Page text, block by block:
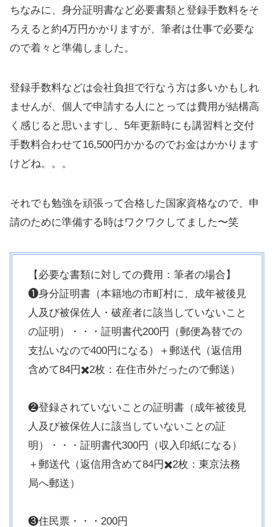
ちなみに、身分証明書など必要書類と登録手数料をそ
ろえると約4万円かかりますが、筆者は仕事で必要な
ので着々と準備しました。
登録手数料などは会社負担で行なう方は多いかもしれ
ませんが、個人で申請する人にとっては費用が結構高
く感じると思いますし、5年更新時にも講習料と交付
手数料合わせて16,500円かかるのでお金はかかります
けどね。。。
それでも勉強を頑張って合格した国家資格なので、申
請のために準備する時はワクワクしてました〜笑
【必要な書類に対しての費用：筆者の場合】
❶身分証明書（本籍地の市町村に、成年被後見
人及び被保佐人・破産者に該当していないこと
の証明）・・・証明書代200円（郵便為替での
支払いなので400円になる）＋郵送代（返信用
含めて84円✖️2枚：在住市外だったので郵送）
❷登録されていないことの証明書（成年被後見
人及び被保佐人に該当していないことの証
明）・・・証明書代300円（収入印紙になる）
＋郵送代（返信用含めて84円✖️2枚：東京法務
局へ郵送）
❸住民票・・・200円